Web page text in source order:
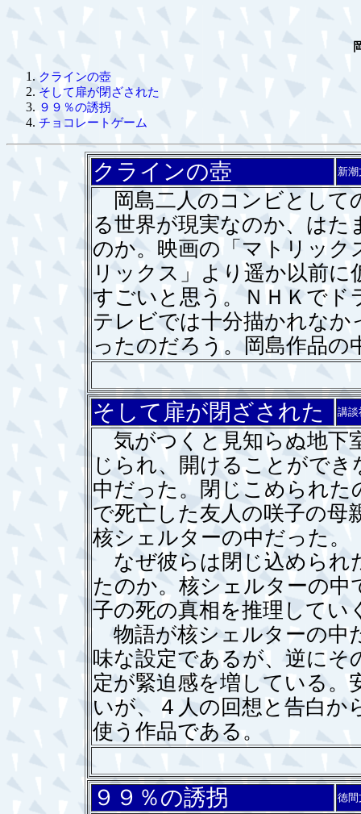
クラインの壺
そして扉が閉ざされた
９９％の誘拐
チョコレートゲーム
クラインの壺 新潮
岡島二人のコンビとして
る世界が現実なのか、はた
のか。映画の「マトリック
リックス」より遥か以前
すごいと思う。ＮＨＫで
テレビでは十分描かれな
ったのだろう。岡島作品の
そして扉が閉ざされた 講談
気がつくと見知らぬ地下
じられ、開けることがで
中だった。閉じこめられた
で死亡した友人の咲子の母
核シェルターの中だった。
なぜ彼らは閉じ込められ
たのか。核シェルターの中
子の死の真相を推理してい
物語が核シェルターの中
味な設定であるが、逆にそ
定が緊迫感を増している。
いが、４人の回想と告白か
使う作品である。
９９％の誘拐 徳間